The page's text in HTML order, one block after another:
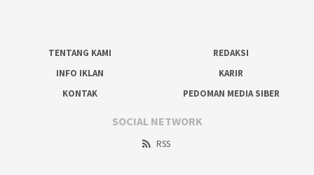
TENTANG KAMI
REDAKSI
INFO IKLAN
KARIR
KONTAK
PEDOMAN MEDIA SIBER
SOCIAL NETWORK
RSS